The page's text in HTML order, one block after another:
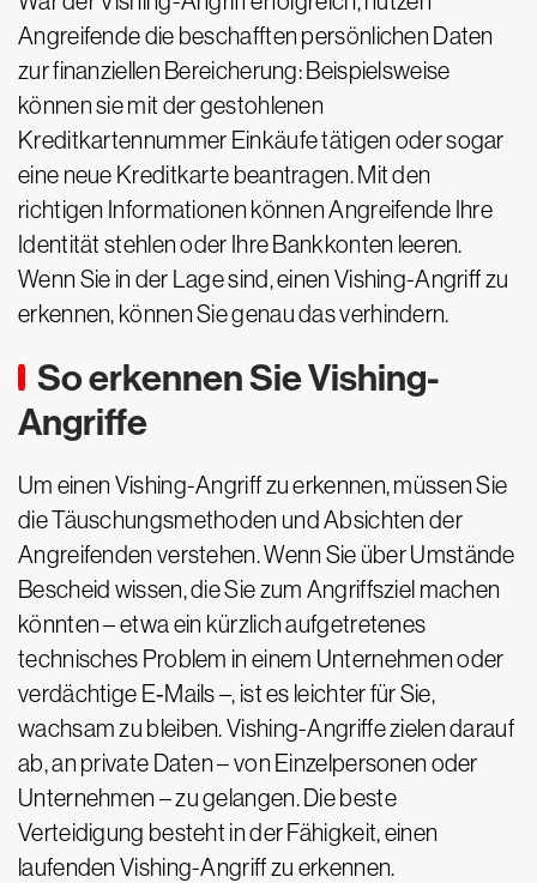
Angreifende die beschafften persönlichen Daten
zur finanziellen Bereicherung: Beispielsweise
können sie mit der gestohlenen
Kreditkartennummer Einkäufe tätigen oder sogar
eine neue Kreditkarte beantragen. Mit den
richtigen Informationen können Angreifende Ihre
Identität stehlen oder Ihre Bankkonten leeren.
Wenn Sie in der Lage sind, einen Vishing-Angriff zu
erkennen, können Sie genau das verhindern.
So erkennen Sie Vishing-
Angriffe
Um einen Vishing-Angriff zu erkennen, müssen Sie
die Täuschungsmethoden und Absichten der
Angreifenden verstehen. Wenn Sie über Umstände
Bescheid wissen, die Sie zum Angriffsziel machen
könnten – etwa ein kürzlich aufgetretenes
technisches Problem in einem Unternehmen oder
verdächtige E‑Mails –, ist es leichter für Sie,
wachsam zu bleiben. Vishing-Angriffe zielen darauf
ab, an private Daten – von Einzelpersonen oder
Unternehmen – zu gelangen. Die beste
Verteidigung besteht in der Fähigkeit, einen
laufenden Vishing-Angriff zu erkennen.